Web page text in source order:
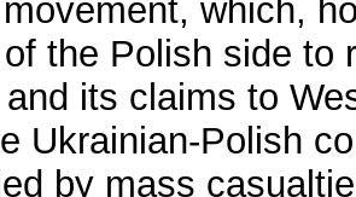
which,
the Polish side to
its claims to
Ukrainian-Polish
by mass